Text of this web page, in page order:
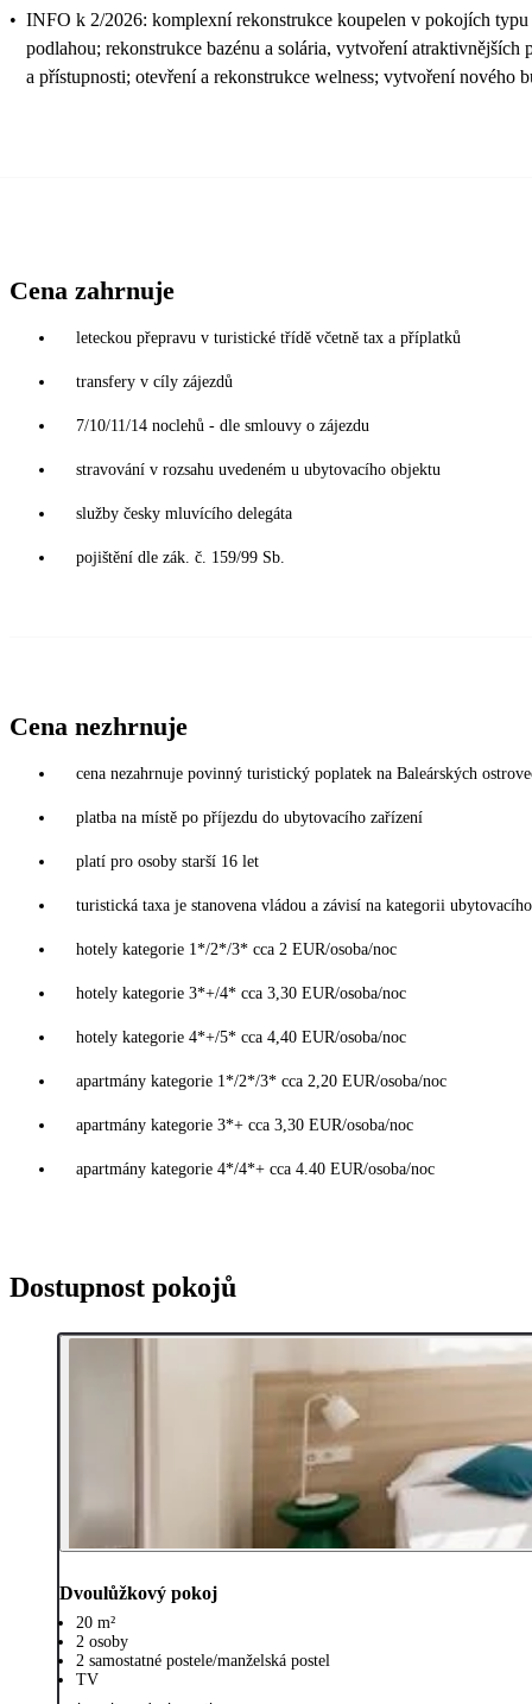
• INFO k 2/2026: komplexní rekonstrukce koupelen v pokojích
podlahou; rekonstrukce bazénu a solária, vytvoření
a přístupnosti; otevření a rekonstrukce welness; vytvoření nového
Cena zahrnuje
leteckou přepravu v turistické třídě včetně tax a příplatků
transfery v cíly zájezdů
7/10/11/14 noclehů - dle smlouvy o zájezdu
stravování v rozsahu uvedeném u ubytovacího objektu
služby česky mluvícího delegáta
pojištění dle zák. č. 159/99 Sb.
Cena nezhrnuje
cena nezahrnuje povinný turistický poplatek na Baleárských
platba na místě po příjezdu do ubytovacího zařízení
platí pro osoby starší 16 let
turistická taxa je stanovena vládou a závisí na kategorii
hotely kategorie 1*/2*/3* cca 2 EUR/osoba/noc
hotely kategorie 3*+/4* cca 3,30 EUR/osoba/noc
hotely kategorie 4*+/5* cca 4,40 EUR/osoba/noc
apartmány kategorie 1*/2*/3* cca 2,20 EUR/osoba/noc
apartmány kategorie 3*+ cca 3,30 EUR/osoba/noc
apartmány kategorie 4*/4*+ cca 4.40 EUR/osoba/noc
Dostupnost pokojů
Dvoulůžkový pokoj
20 m²
2 osoby
2 samostatné postele/manželská postel
TV